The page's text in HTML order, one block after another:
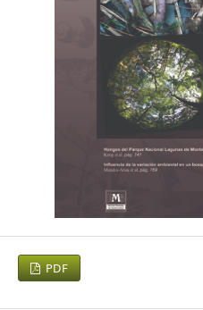
García-Rodriguez y C.
a la ictiofauna de la Bahía de
México. Hidrobiológica 5(1-
Balart, E. F., J. L.Castro-
Análisis comparativo de las
blandos y someros de la Bahía
Bahía de La Paz,
Ramírez y M. Ramírez
SCRIPPS, La Paz, Baja
Balart, E. F., J. C. Pérez-
Monteforte y A. Ortega-Rubio.
potentially harmful fish,
PDF